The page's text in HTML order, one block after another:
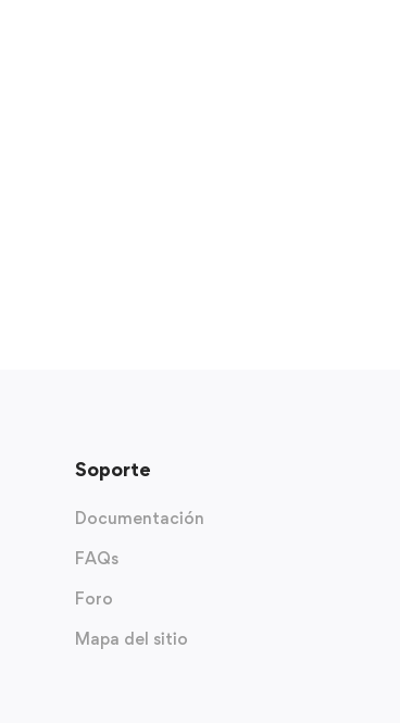
Soporte
Documentación
FAQs
Foro
Mapa del sitio